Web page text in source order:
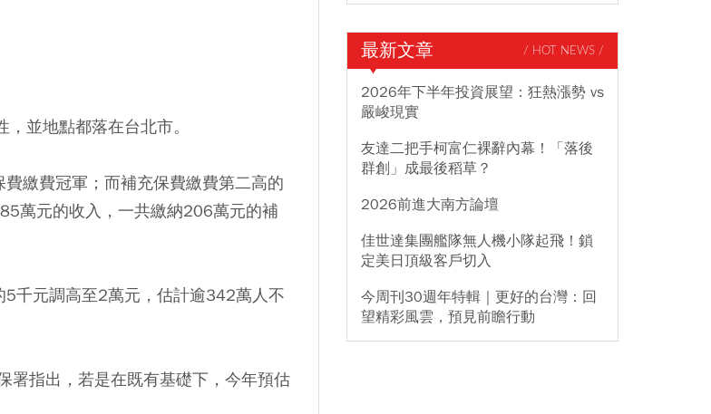
並地點都落在台北市。
繳費冠軍；而補充保費繳費第二高的
萬元的收入，一共繳納206萬元的補
千元調高至2萬元，估計逾342萬人不
署指出，若是在既有基礎下，今年預估
最新文章 / HOT NEWS /
2026年下半年投資展望：狂熱漲勢 vs
嚴峻現實
友達二把手柯富仁裸辭內幕！「落後
群創」成最後稻草？
2026前進大南方論壇
佳世達集團艦隊無人機小隊起飛！鎖
定美日頂級客戶切入
今周刊30週年特輯｜更好的台灣：回
望精彩風雲，預見前瞻行動